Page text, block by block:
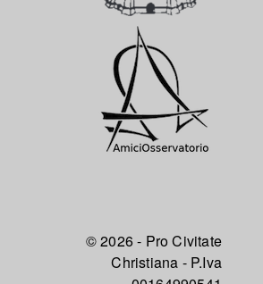
© 2026 - Pro Civitate
Christiana - P.Iva